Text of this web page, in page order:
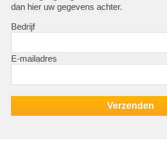
dan hier uw gegevens achter.
Bedrijf
E-mailadres